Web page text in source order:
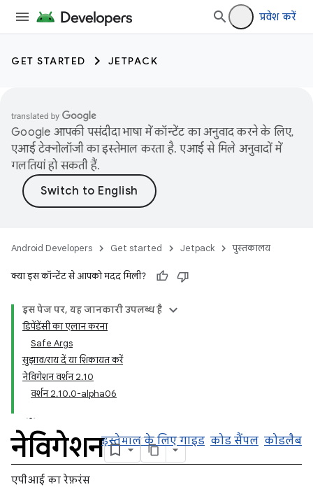
प्रवेश करें
GET STARTED JETPACK
Google आपकी पसंदीदा भाषा में कॉन्टेंट का अनुवाद करने के लिए,
एआई टेक्नोलॉजी का इस्तेमाल करता है. एआई से मिले अनुवादों में
गलतियां हो सकती हैं.
Android Developers Get started Jetpack पुस्तकालय
क्या इस कॉन्टेंट से आपको मदद मिली?
इस पेज पर, यह जानकारी उपलब्ध है
डिपेंडेंसी का एलान करना
Safe Args
सुझाव/राय दें या शिकायत करें
नेविगेशन वर्शन 2.10
वर्शन 2.10.0-alpha06
नेविगेशनइस्तेमाल के लिए गाइड कोड सैंपल कोडलैब
एपीआई का रेफ़रंस